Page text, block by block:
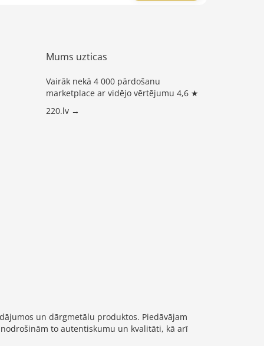
Mums uzticas
Vairāk nekā 4 000 pārdošanu
marketplace ar vidējo vērtējumu 4,6 ★
220.lv →
un dārgmetālu produktos. Piedāvājam
to autentiskumu un kvalitāti, kā arī